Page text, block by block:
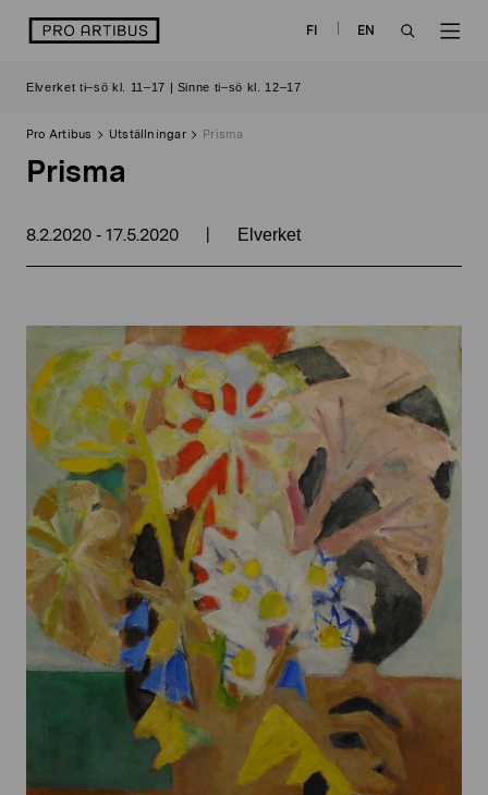
logo FI
EN
Elverket ti–sö kl. 11–17 | Sinne ti–sö kl. 12–17
Pro Artibus Utställningar Prisma
Prisma
8.2.2020 - 17.5.2020 | Elverket